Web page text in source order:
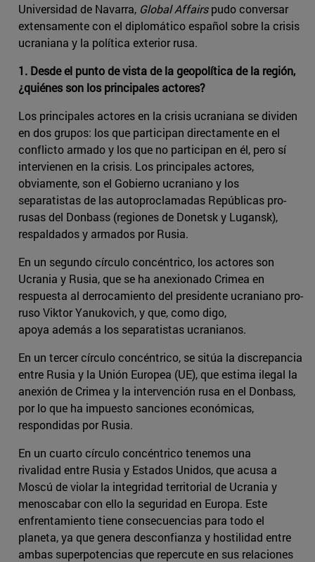
Universidad de Navarra, Global Affairspudo conversar
extensamente con el diplomático español sobre la crisis
ucraniana y la política exterior rusa.
1. Desde el punto de vista de la geopolítica de la región,
¿quiénes son los principales actores?
Los principales actores en la crisis ucraniana se dividen
en dos grupos: los que participan directamente en el
conflicto armado y los que no participan en él, pero sí
intervienen en la crisis. Los principales actores,
obviamente, son el Gobierno ucraniano y los
separatistas de las autoproclamadas Repúblicas pro-
rusas del Donbass (regiones de Donetsk y Lugansk),
respaldados y armados por Rusia.
En un segundo círculo concéntrico, los actores son
Ucrania y Rusia, que se ha anexionado Crimea en
respuesta al derrocamiento del presidente ucraniano pro-
ruso Viktor Yanukovich, y que, como digo,
apoya además a los separatistas ucranianos.
En un tercer círculo concéntrico, se sitúa la discrepancia
entre Rusia y la Unión Europea (UE), que estima ilegal la
anexión de Crimea y la intervención rusa en el Donbass,
por lo que ha impuesto sanciones económicas,
respondidas por Rusia.
En un cuarto círculo concéntrico tenemos una
rivalidad entre Rusia y Estados Unidos, que acusa a
Moscú de violar la integridad territorial de Ucrania y
menoscabar con ello la seguridad en Europa. Este
enfrentamiento tiene consecuencias para todo el
planeta, ya que genera desconfianza y hostilidad entre
ambas superpotencias que repercute en sus relaciones